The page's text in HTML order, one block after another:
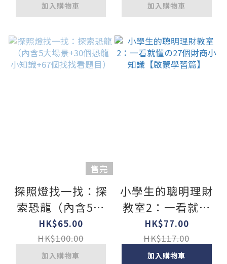
加入購物車 加入購物車
售完
探照燈找一找：探
索恐龍（內含5大
場景+30個恐龍小
知識+67個找找看
題目）
HK$65.00
HK$100.00
加入購物車
小學生的聰明理財
教室2：一看就懂
の27個財商小知識
【啟蒙學習篇】
HK$77.00
HK$117.00
加入購物車